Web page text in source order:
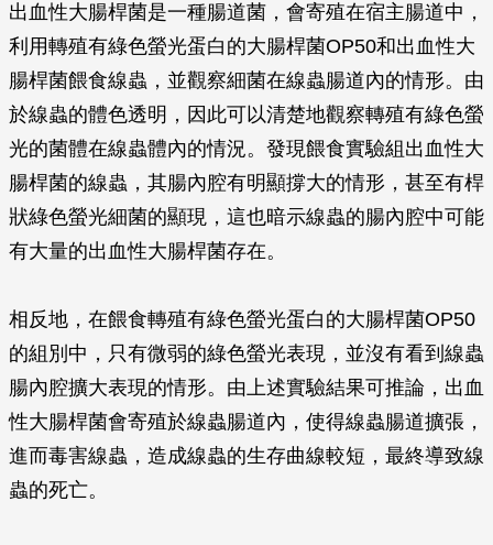
出血性大腸桿菌是一種腸道菌，會寄殖在宿主腸道中，
利用轉殖有綠色螢光蛋白的大腸桿菌OP50和出血性大
腸桿菌餵食線蟲，並觀察細菌在線蟲腸道內的情形。由
於線蟲的體色透明，因此可以清楚地觀察轉殖有綠色螢
光的菌體在線蟲體內的情況。發現餵食實驗組出血性大
腸桿菌的線蟲，其腸內腔有明顯撐大的情形，甚至有桿
狀綠色螢光細菌的顯現，這也暗示線蟲的腸內腔中可能
有大量的出血性大腸桿菌存在。
相反地，在餵食轉殖有綠色螢光蛋白的大腸桿菌OP50
的組別中，只有微弱的綠色螢光表現，並沒有看到線蟲
腸內腔擴大表現的情形。由上述實驗結果可推論，出血
性大腸桿菌會寄殖於線蟲腸道內，使得線蟲腸道擴張，
進而毒害線蟲，造成線蟲的生存曲線較短，最終導致線
蟲的死亡。